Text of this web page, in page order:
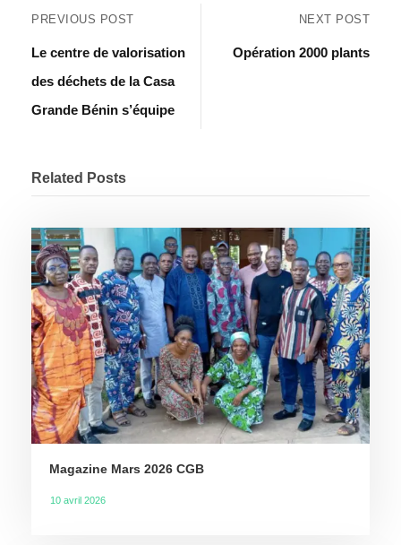
PREVIOUS POST
Le centre de valorisation
des déchets de la Casa
Grande Bénin s’équipe
NEXT POST
Opération 2000 plants
Related Posts
Magazine Mars 2026 CGB
10 avril 2026